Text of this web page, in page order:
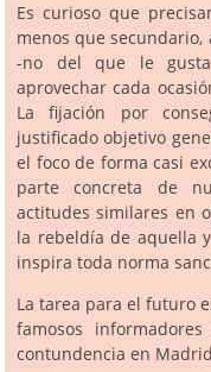
Es curioso que
menos que
-no del que le
aprovechar cada
La fijación por
justificado objetivo
el foco de forma casi
parte concreta de
actitudes similares en
la rebeldía de aquella
inspira toda norma
La tarea para el futuro
famosos
contundencia en